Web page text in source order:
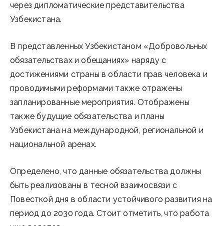
через дипломатические представительства
Узбекистана.
В представленных Узбекистаном «Добровольных
обязательствах и обещаниях» наряду с
достижениями страны в области прав человека и
проводимыми реформами также отражены
запланированные мероприятия. Отображены
также будущие обязательства и планы
Узбекистана на международной, региональной и
национальной аренах.
Определено, что данные обязательства должны
быть реализованы в тесной взаимосвязи с
Повесткой дня в области устойчивого развития на
период до 2030 года. Стоит отметить, что работа